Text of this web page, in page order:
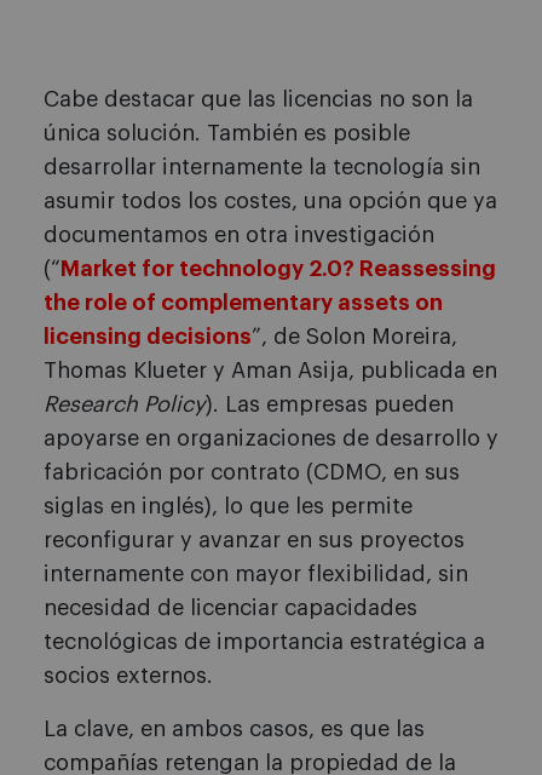
Cabe destacar que las licencias no son la
única solución. También es posible
desarrollar internamente la tecnología sin
asumir todos los costes, una opción que ya
documentamos en otra investigación
(“ Market for technology 2.0? Reassessing
the role of complementary assets on
licensing decisions”, de Solon Moreira,
Thomas Klueter y Aman Asija, publicada en
Research Policy). Las empresas pueden
apoyarse en organizaciones de desarrollo y
fabricación por contrato (CDMO, en sus
siglas en inglés), lo que les permite
reconfigurar y avanzar en sus proyectos
internamente con mayor flexibilidad, sin
necesidad de licenciar capacidades
tecnológicas de importancia estratégica a
socios externos.
La clave, en ambos casos, es que las
compañías retengan la propiedad de la